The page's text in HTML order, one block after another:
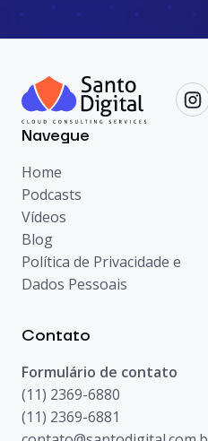
Navegue
Home
Podcasts
Vídeos
Blog
Política de Privacidade e
Dados Pessoais
Contato
Formulário de contato
(11) 2369-6880
(11) 2369-6881